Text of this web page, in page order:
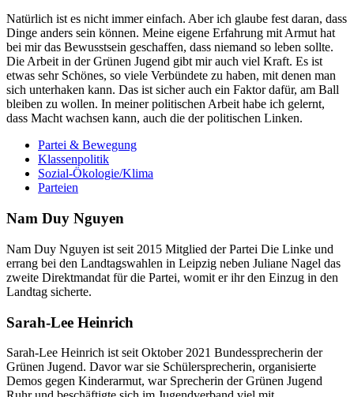
Natürlich ist es nicht immer einfach. Aber ich glaube fest daran, dass
Dinge anders sein können. Meine eigene Erfahrung mit Armut hat
bei mir das Bewusstsein geschaffen, dass niemand so leben sollte.
Die Arbeit in der Grünen Jugend gibt mir auch viel Kraft. Es ist
etwas sehr Schönes, so viele Verbündete zu haben, mit denen man
sich unterhaken kann. Das ist sicher auch ein Faktor dafür, am Ball
bleiben zu wollen. In meiner politischen Arbeit habe ich gelernt,
dass Macht wachsen kann, auch die der politischen Linken.
Partei & Bewegung
Klassenpolitik
Sozial-Ökologie/Klima
Parteien
Nam Duy Nguyen
Nam Duy Nguyen ist seit 2015 Mitglied der Partei Die Linke und
errang bei den Landtagswahlen in Leipzig neben Juliane Nagel das
zweite Direktmandat für die Partei, womit er ihr den Einzug in den
Landtag sicherte.
Sarah-Lee Heinrich
Sarah-Lee Heinrich ist seit Oktober 2021 Bundessprecherin der
Grünen Jugend. Davor war sie Schülersprecherin, organisierte
Demos gegen Kinderarmut, war Sprecherin der Grünen Jugend